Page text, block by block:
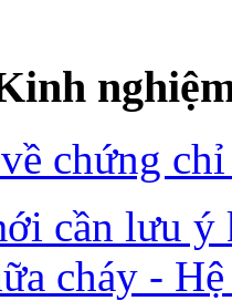
chứng
cần lưu
cháy -